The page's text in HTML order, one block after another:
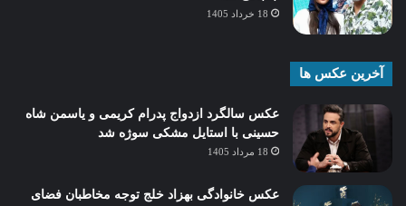
18 خرداد 1405
آخرین عکس ها
عکس سالگرد ازدواج پدرام کریمی و یاسمن شاه‌
حسینی با استایل مشکی سوژه شد
18 مرداد 1405
عکس خانوادگی بهزاد خلج توجه مخاطبان فضای